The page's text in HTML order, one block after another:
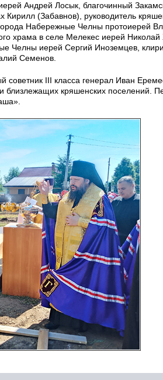
Андрей Лосык, благочинный
Кирилл (Забавнов), руководитель
Набережные Челны протоиерей
храма в селе Мелекес иерей
Челны иерей Сергий Иноземцев,
Семенов.
советник III класса генерал Иван
близлежащих кряшенских поселений.